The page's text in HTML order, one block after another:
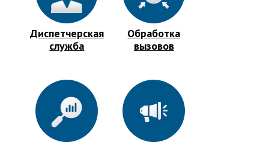
Диспетчерская
служба
Обработка
вызовов